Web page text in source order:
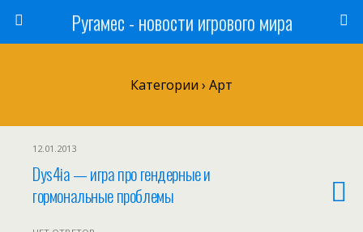
Ругамес - новости игрового мира
Категории › Арт
12.01.2013
Dys4ia — игра про гендерные и
гормональные проблемы